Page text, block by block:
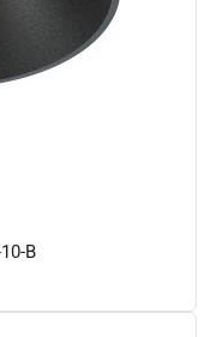
B